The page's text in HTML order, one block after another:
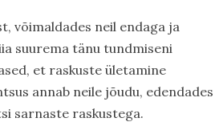
võimaldades neil endaga ja
suurema tänu tundmiseni
et raskuste ületamine
annab neile jõudu, edendades
sarnaste raskustega.